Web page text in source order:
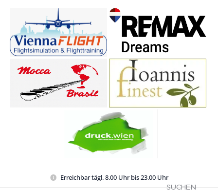
Erreichbar tägl. 8.00 Uhr bis 23.00 Uhr
SUCHEN